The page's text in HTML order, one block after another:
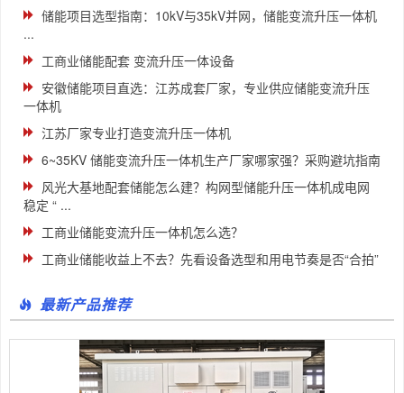
储能项目选型指南：10kV与35kV并网，储能变流升压一体机
...
工商业储能配套 变流升压一体设备
安徽储能项目直选：江苏成套厂家，专业供应储能变流升压
一体机
江苏厂家专业打造变流升压一体机
6~35KV 储能变流升压一体机生产厂家哪家强？采购避坑指南
风光大基地配套储能怎么建？构网型储能升压一体机成电网
稳定 “ ...
工商业储能变流升压一体机怎么选？
工商业储能收益上不去？先看设备选型和用电节奏是否“合拍”
最新产品推荐